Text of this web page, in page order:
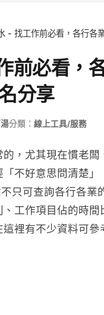
- 找工作前必看，各行各
前必看，
分享
分類： 線上工具/服務
，尤其現在慣老
不好意思問清楚
只可查詢各行各業
工作項目佔的時
裡有不少資料可參